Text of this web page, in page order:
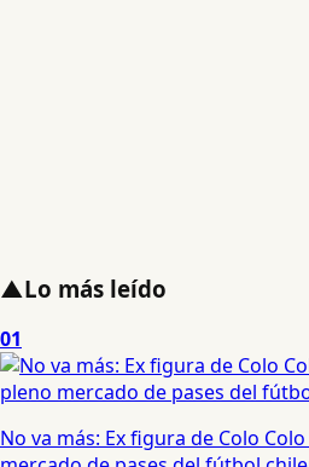
▲Lo más leído
01
No va más: Ex figura de Colo